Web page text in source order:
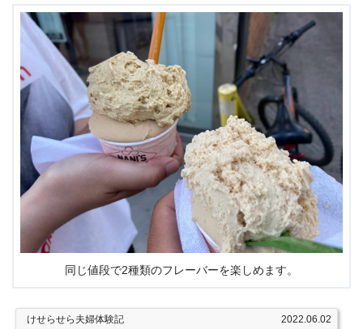
同じ値段で2種類のフレーバーを楽しめます。
けせらせら夫婦体験記 2022.06.02